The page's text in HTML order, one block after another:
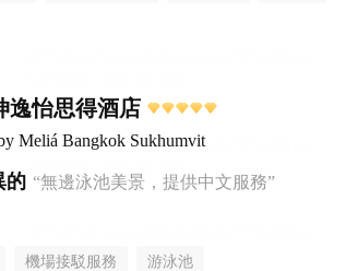
逸怡思得酒店
Meliá Bangkok Sukhumvit
的 “無邊泳池美景，提供中文服務”
機場接駁服務 游泳池